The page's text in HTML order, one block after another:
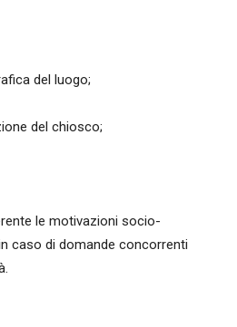
del luogo;
del chiosco;
le motivazioni socio-
caso di domande concorrenti